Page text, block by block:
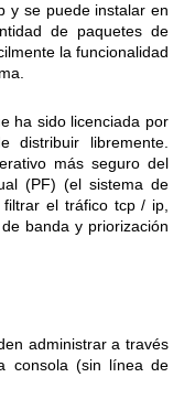
y se puede instalar en
de paquetes de
la funcionalidad
ha sido licenciada por
distribuir libremente.
más seguro del
(PF) (el sistema de
el tráfico tcp / ip,
banda y priorización
administrar a través
consola (sin línea de